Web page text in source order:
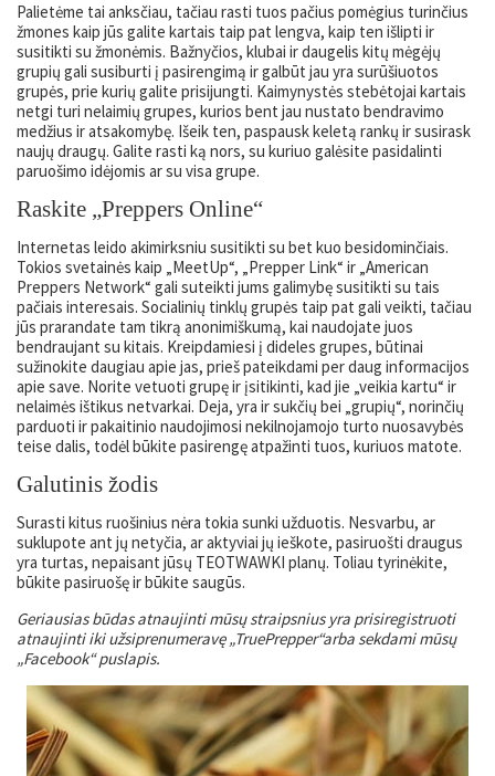
Palietėme tai anksčiau, tačiau rasti tuos pačius pomėgius turinčius
žmones kaip jūs galite kartais taip pat lengva, kaip ten išlipti ir
susitikti su žmonėmis. Bažnyčios, klubai ir daugelis kitų mėgėjų
grupių gali susiburti į pasirengimą ir galbūt jau yra surūšiuotos
grupės, prie kurių galite prisijungti. Kaimynystės stebėtojai kartais
netgi turi nelaimių grupes, kurios bent jau nustato bendravimo
medžius ir atsakomybę. Išeik ten, paspausk keletą rankų ir susirask
naujų draugų. Galite rasti ką nors, su kuriuo galėsite pasidalinti
paruošimo idėjomis ar su visa grupe.
Raskite „Preppers Online“
Internetas leido akimirksniu susitikti su bet kuo besidominčiais.
Tokios svetainės kaip „MeetUp“, „Prepper Link“ ir „American
Preppers Network“ gali suteikti jums galimybę susitikti su tais
pačiais interesais. Socialinių tinklų grupės taip pat gali veikti, tačiau
jūs prarandate tam tikrą anonimiškumą, kai naudojate juos
bendraujant su kitais. Kreipdamiesi į dideles grupes, būtinai
sužinokite daugiau apie jas, prieš pateikdami per daug informacijos
apie save. Norite vetuoti grupę ir įsitikinti, kad jie „veikia kartu“ ir
nelaimės ištikus netvarkai. Deja, yra ir sukčių bei „grupių“, norinčių
parduoti ir pakaitinio naudojimosi nekilnojamojo turto nuosavybės
teise dalis, todėl būkite pasirengę atpažinti tuos, kuriuos matote.
Galutinis žodis
Surasti kitus ruošinius nėra tokia sunki užduotis. Nesvarbu, ar
suklupote ant jų netyčia, ar aktyviai jų ieškote, pasiruošti draugus
yra turtas, nepaisant jūsų TEOTWAWKI planų. Toliau tyrinėkite,
būkite pasiruošę ir būkite saugūs.
Geriausias būdas atnaujinti mūsų straipsnius yra prisiregistruoti
atnaujinti iki užsiprenumeravę „TruePrepper“arba sekdami mūsų
„Facebook“ puslapis.